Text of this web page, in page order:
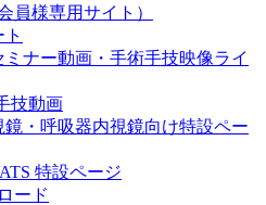
員様専用サイト）
ナー動画・手術手技映像ライ
技動画
鏡・呼吸器内視鏡向け特設ペー
特設ページ
ード